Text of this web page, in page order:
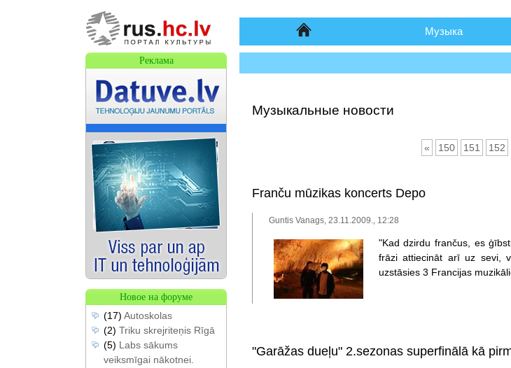
Начало Музыка
Музыкальные новости
« 150 151 152
Franču mūzikas koncerts Depo
Guntis Vanags, 23.11.2009., 12:28
"Kad dzirdu frančus, es
frāzi attiecināt arī uz sevi,
uzstāsies 3 Francijas
"Garāžas dueļu" 2.sezonas superfinālā kā
Реклама
Новое на форуме
(17) Autoskolas
(2) Triku skrejriteņis Rīgā
(5) Labs sākums
veiksmīgai nākotnei.